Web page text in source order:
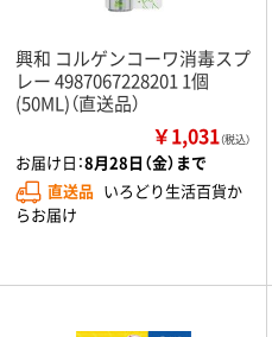
興和 コルゲンコーワ消毒スプ
レー 4987067228201 1個
(50ML)（直送品）
￥1,031（税込）
お届け日：8月28日（金）まで
直送品 いろどり生活百貨か
らお届け